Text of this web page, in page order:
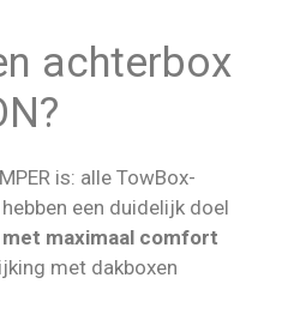
achterbox
is: alle TowBox-
een duidelijk doel
maximaal comfort
met dakboxen